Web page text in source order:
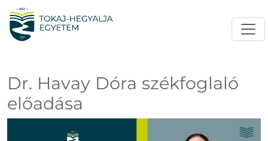
Dr. Havay Dóra székfoglaló
előadása